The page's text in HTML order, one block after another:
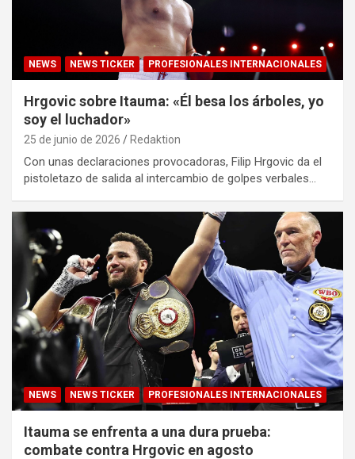
NEWS NEWS TICKER PROFESIONALES INTERNACIONALES
Hrgovic sobre Itauma: «Él besa los árboles, yo
soy el luchador»
25 de junio de 2026 Redaktion
Con unas declaraciones provocadoras, Filip Hrgovic da el
pistoletazo de salida al intercambio de golpes verbales…
NEWS NEWS TICKER PROFESIONALES INTERNACIONALES
Itauma se enfrenta a una dura prueba:
combate contra Hrgovic en agosto